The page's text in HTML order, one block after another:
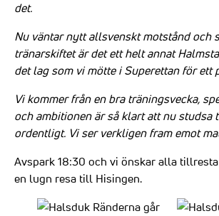
det.
Nu väntar nytt allsvenskt motstånd och
tränarskiftet är det ett helt annat
det lag som vi mötte i Superettan för ett
Vi kommer från en bra träningsvecka,
och ambitionen är så klart att nu studsa
ordentligt. Vi ser verkligen fram emot
Avspark 18:30 och vi önskar alla
en lugn resa till Hisingen.